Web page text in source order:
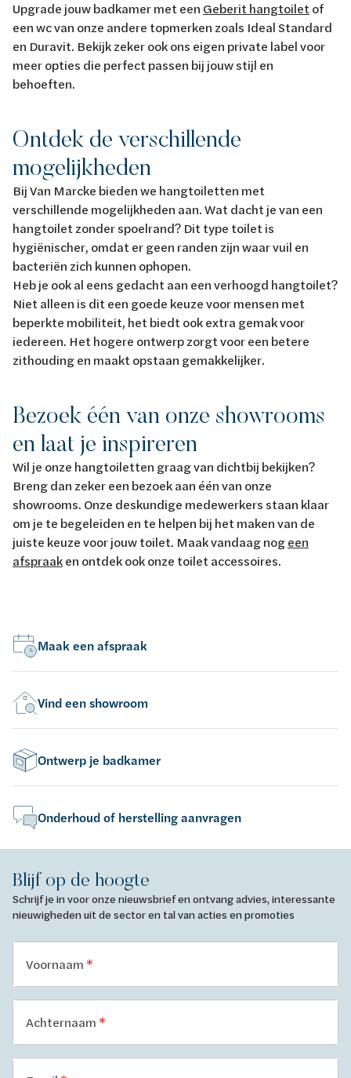
Upgrade jouw badkamer met een Geberit hangtoilet of
een wc van onze andere topmerken zoals Ideal Standard
en Duravit. Bekijk zeker ook ons eigen private label voor
meer opties die perfect passen bij jouw stijl en
behoeften.
Ontdek de verschillende
mogelijkheden
Bij Van Marcke bieden we hangtoiletten met
verschillende mogelijkheden aan. Wat dacht je van een
hangtoilet zonder spoelrand? Dit type toilet is
hygiënischer, omdat er geen randen zijn waar vuil en
bacteriën zich kunnen ophopen.
Heb je ook al eens gedacht aan een verhoogd hangtoilet?
Niet alleen is dit een goede keuze voor mensen met
beperkte mobiliteit, het biedt ook extra gemak voor
iedereen. Het hogere ontwerp zorgt voor een betere
zithouding en maakt opstaan gemakkelijker.
Bezoek één van onze showrooms
en laat je inspireren
Wil je onze hangtoiletten graag van dichtbij bekijken?
Breng dan zeker een bezoek aan één van onze
showrooms. Onze deskundige medewerkers staan klaar
om je te begeleiden en te helpen bij het maken van de
juiste keuze voor jouw toilet. Maak vandaag nogeen
afspraaken ontdek ook onze toilet accessoires.
Maak een afspraak
Vind een showroom
Ontwerp je badkamer
Onderhoud of herstelling aanvragen
Blijf op de hoogte
Schrijf je in voor onze nieuwsbrief en ontvang advies, interessante
nieuwigheden uit de sector en tal van acties en promoties
Voornaam
Achternaam